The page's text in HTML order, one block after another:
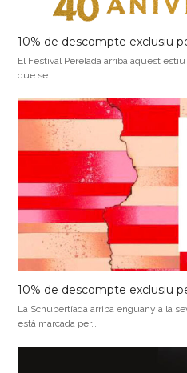
10% de descompte exclusiu
El Festival Perelada arriba aquest
que se…
10% de descompte exclusiu
La Schubertíada arriba enguany a la
està marcada per…